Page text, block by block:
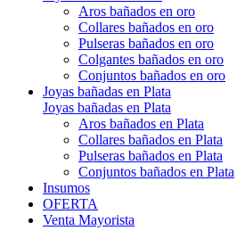
Aros bañados en oro
Collares bañados en oro
Pulseras bañados en oro
Colgantes bañados en oro
Conjuntos bañados en oro
Joyas bañadas en Plata
Joyas bañadas en Plata
Aros bañados en Plata
Collares bañados en Plata
Pulseras bañados en Plata
Conjuntos bañados en Plata
Insumos
OFERTA
Venta Mayorista